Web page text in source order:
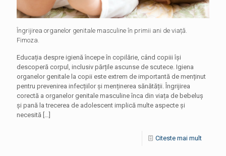
Îngrijirea organelor genitale masculine în primii ani de viață.
Fimoza.
Educația despre igienă începe în copilărie, când copiii își
descoperă corpul, inclusiv părțile ascunse de scutece. Igiena
organelor genitale la copii este extrem de importantă de menținut
pentru prevenirea infecțiilor și menținerea sănătății. Îngrijirea
corectă a organelor genitale masculine înca din viața de bebeluș
și pană la trecerea de adolescent implică multe aspecte și
necesită […]
Citeste mai mult